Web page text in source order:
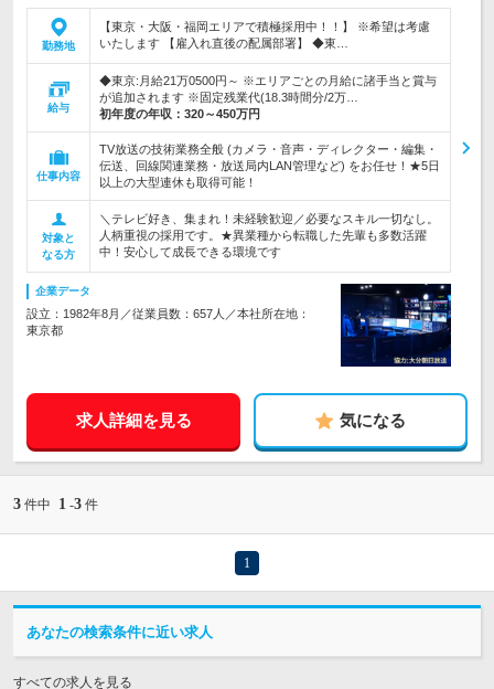
勤務地
【東京・大阪・福岡エリアで積極採用中！！】 ※希望は考慮
いたします 【雇入れ直後の配属部署】 ◆東…
給与
◆東京:月給21万0500円～ ※エリアごとの月給に諸手当と賞与
が追加されます ※固定残業代(18.3時間分/2万…
初年度の年収： 320～450万円
仕事内容
TV放送の技術業務全般 (カメラ・音声・ディレクター・編集・
伝送、回線関連業務・放送局内LAN管理など) をお任せ！★5日
以上の大型連休も取得可能！
対象と
なる方
＼テレビ好き、集まれ！未経験歓迎／必要なスキル一切なし。
人柄重視の採用です。★異業種から転職した先輩も多数活躍
中！安心して成長できる環境です
企業データ
設立：1982年8月／従業員数：657人／本社所在地：
東京都
求人詳細を見る 気になる
3 件中 1 -3 件
1
あなたの検索条件に近い求人
すべての求人を見る